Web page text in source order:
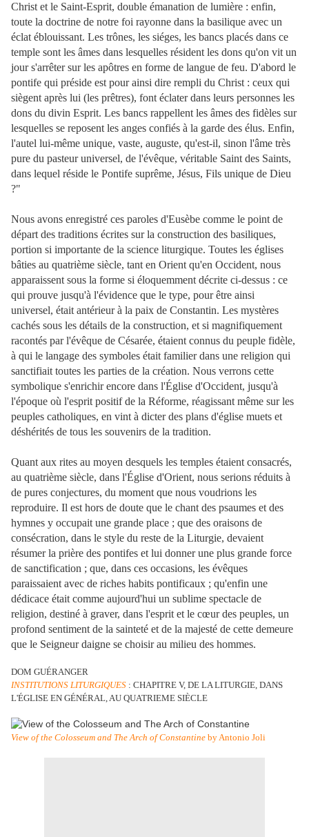
Christ et le Saint-Esprit, double émanation de lumière : enfin,
toute la doctrine de notre foi rayonne dans la basilique avec un
éclat éblouissant. Les trônes, les siéges, les bancs placés dans ce
temple sont les âmes dans lesquelles résident les dons qu'on vit un
jour s'arrêter sur les apôtres en forme de langue de feu. D'abord le
pontife qui préside est pour ainsi dire rempli du Christ : ceux qui
siègent après lui (les prêtres), font éclater dans leurs personnes les
dons du divin Esprit. Les bancs rappellent les âmes des fidèles sur
lesquelles se reposent les anges confiés à la garde des élus. Enfin,
l'autel lui-même unique, vaste, auguste, qu'est-il, sinon l'âme très
pure du pasteur universel, de l'évêque, véritable Saint des Saints,
dans lequel réside le Pontife suprême, Jésus, Fils unique de Dieu
?"
Nous avons enregistré ces paroles d'Eusèbe comme le point de
départ des traditions écrites sur la construction des basiliques,
portion si importante de la science liturgique. Toutes les églises
bâties au quatrième siècle, tant en Orient qu'en Occident, nous
apparaissent sous la forme si éloquemment décrite ci-dessus : ce
qui prouve jusqu'à l'évidence que le type, pour être ainsi
universel, était antérieur à la paix de Constantin. Les mystères
cachés sous les détails de la construction, et si magnifiquement
racontés par l'évêque de Césarée, étaient connus du peuple fidèle,
à qui le langage des symboles était familier dans une religion qui
sanctifiait toutes les parties de la création. Nous verrons cette
symbolique s'enrichir encore dans l'Église d'Occident, jusqu'à
l'époque où l'esprit positif de la Réforme, réagissant même sur les
peuples catholiques, en vint à dicter des plans d'église muets et
déshérités de tous les souvenirs de la tradition.
Quant aux rites au moyen desquels les temples étaient consacrés,
au quatrième siècle, dans l'Église d'Orient, nous serions réduits à
de pures conjectures, du moment que nous voudrions les
reproduire. Il est hors de doute que le chant des psaumes et des
hymnes y occupait une grande place ; que des oraisons de
consécration, dans le style du reste de la Liturgie, devaient
résumer la prière des pontifes et lui donner une plus grande force
de sanctification ; que, dans ces occasions, les évêques
paraissaient avec de riches habits pontificaux ; qu'enfin une
dédicace était comme aujourd'hui un sublime spectacle de
religion, destiné à graver, dans l'esprit et le cœur des peuples, un
profond sentiment de la sainteté et de la majesté de cette demeure
que le Seigneur daigne se choisir au milieu des hommes.
DOM GUÉRANGER
INSTITUTIONS LITURGIQUES : CHAPITRE V, DE LA LITURGIE, DANS
L'ÉGLISE EN GÉNÉRAL, AU QUATRIEME SIÈCLE
View of the Colosseum and The Arch of Constantine by Antonio Joli